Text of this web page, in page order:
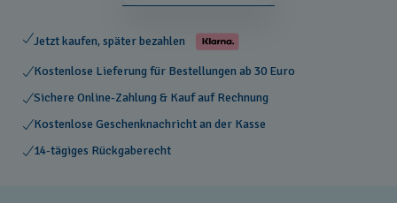
Jetzt kaufen, später bezahlen
Kostenlose Lieferung für Bestellungen ab 30 Euro
Sichere Online-Zahlung & Kauf auf Rechnung
Kostenlose Geschenknachricht an der Kasse
14-tägiges Rückgaberecht